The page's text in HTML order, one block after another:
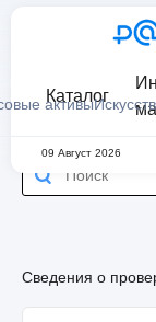
активы
Каталог
09 Август 2026
Сведения о